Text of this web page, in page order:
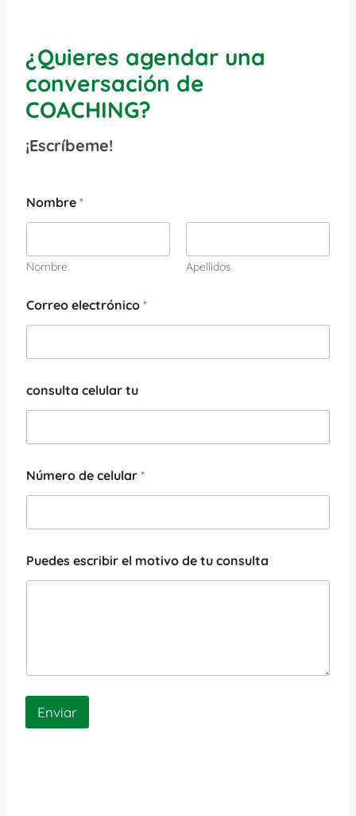
¿Quieres agendar una
conversación de
COACHING?
¡Escríbeme!
Nombre *
Nombre Apellidos
Correo electrónico *
consulta celular tu
Número de celular *
Puedes escribir el motivo de tu consulta
Enviar